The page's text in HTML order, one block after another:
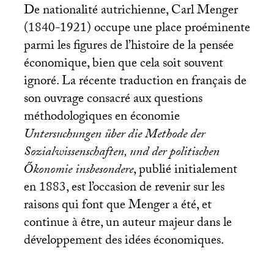
De nationalité autrichienne, Carl Menger
(1840-1921) occupe une place proéminente
parmi les figures de l’histoire de la pensée
économique, bien que cela soit souvent
ignoré. La récente traduction en français de
son ouvrage consacré aux questions
méthodologiques en économie
Untersuchungen über die Methode der
Sozialwissenschaften, und der politischen
Őkonomie insbesondere, publié initialement
en 1883, est l’occasion de revenir sur les
raisons qui font que Menger a été, et
continue à être, un auteur majeur dans le
développement des idées économiques.